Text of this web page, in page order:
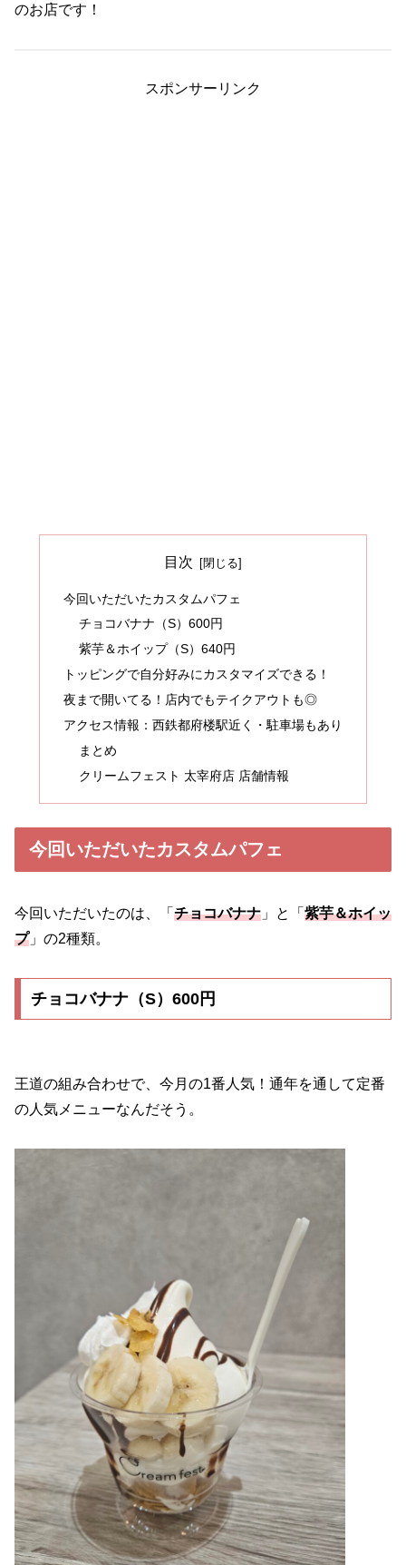
のお店です！
スポンサーリンク
目次
今回いただいたカスタムパフェ
チョコバナナ（S）600円
紫芋＆ホイップ（S）640円
トッピングで自分好みにカスタマイズできる！
夜まで開いてる！店内でもテイクアウトも◎
アクセス情報：西鉄都府楼駅近く・駐車場もあり
まとめ
クリームフェスト 太宰府店 店舗情報
今回いただいたカスタムパフェ
今回いただいたのは、「 チョコバナナ 」と「 紫芋＆ホイッ
プ」の2種類。
チョコバナナ（S）600円
王道の組み合わせで、今月の1番人気！通年を通して定番
の人気メニューなんだそう。